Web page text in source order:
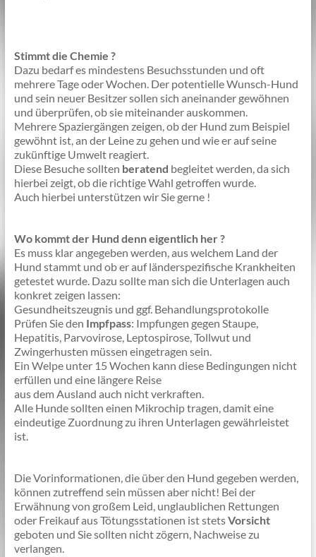
Stimmt die Chemie ?
Dazu bedarf es mindestens Besuchsstunden und oft
mehrere Tage oder Wochen. Der potentielle Wunsch-Hund
und sein neuer Besitzer sollen sich aneinander gewöhnen
und überprüfen, ob sie miteinander auskommen.
Mehrere Spaziergängen zeigen, ob der Hund zum Beispiel
gewöhnt ist, an der Leine zu gehen und wie er auf seine
zukünftige Umwelt reagiert.
Diese Besuche sollten beratend begleitet werden, da sich
hierbei zeigt, ob die richtige Wahl getroffen wurde.
Auch hierbei unterstützen wir Sie gerne !
Wo kommt der Hund denn eigentlich her ?
Es muss klar angegeben werden, aus welchem Land der
Hund stammt und ob er auf länderspezifische Krankheiten
getestet wurde. Dazu sollte man sich die Unterlagen auch
konkret zeigen lassen:
Gesundheitszeugnis und ggf. Behandlungsprotokolle
Prüfen Sie den Impfpass: Impfungen gegen Staupe,
Hepatitis, Parvovirose, Leptospirose, Tollwut und
Zwingerhusten müssen eingetragen sein.
Ein Welpe unter 15 Wochen kann diese Bedingungen nicht
erfüllen und eine längere Reise
aus dem Ausland auch nicht verkraften.
Alle Hunde sollten einen Mikrochip tragen, damit eine
eindeutige Zuordnung zu ihren Unterlagen gewährleistet
ist.
Die Vorinformationen, die über den Hund gegeben werden,
können zutreffend sein müssen aber nicht! Bei der
Erwähnung von großem Leid, unglaublichen Rettungen
oder Freikauf aus Tötungsstationen ist stetsVorsicht
geboten und Sie sollten nicht zögern, Nachweise zu
verlangen.